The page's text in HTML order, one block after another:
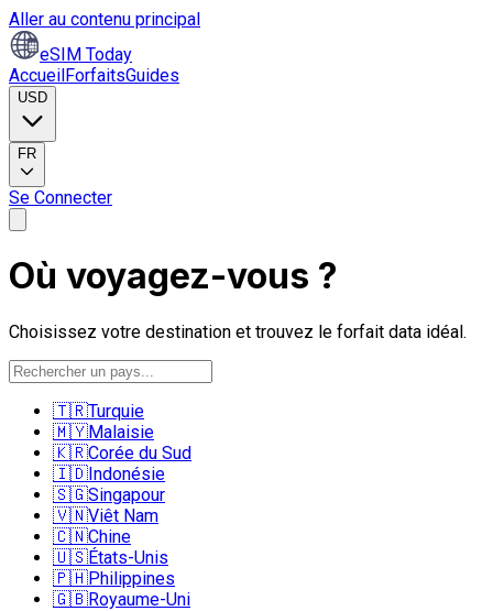
Aller au contenu principal
eSIM Today
AccueilForfaitsGuides
USD
FR
Se Connecter
Où voyagez-vous ?
Choisissez votre destination et trouvez le forfait data idéal.
🇹🇷Turquie
🇲🇾Malaisie
🇰🇷Corée du Sud
🇮🇩Indonésie
🇸🇬Singapour
🇻🇳Viêt Nam
🇨🇳Chine
🇺🇸États-Unis
🇵🇭Philippines
🇬🇧Royaume-Uni